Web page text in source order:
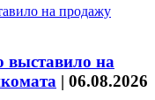
выставило на
| 06.08.2026